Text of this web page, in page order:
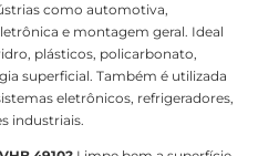
como automotiva,
e montagem geral. Ideal
plásticos, policarbonato,
superficial. Também é utilizada
eletrônicos, refrigeradores,
industriais.